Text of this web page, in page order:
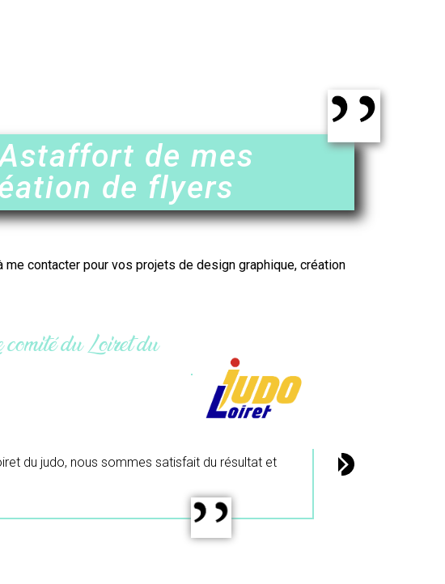
de mes
de flyers
contacter pour vos projets de design graphique, création
du colibri.